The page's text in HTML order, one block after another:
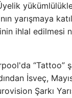
yarışmaya
ihlal edilmesi
“Tattoo”
İsveç,
Şarkı